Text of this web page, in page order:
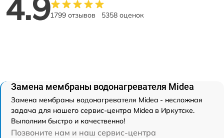
1799 отзывов 5358 оценок
Замена мембраны водонагревателя Midea
Замена мембраны водонагревателя Midea - несложная
задача для нашего сервис-центра Midea в Иркутске.
Выполним быстро и качественно!
Позвоните нам и наш сервис-центра